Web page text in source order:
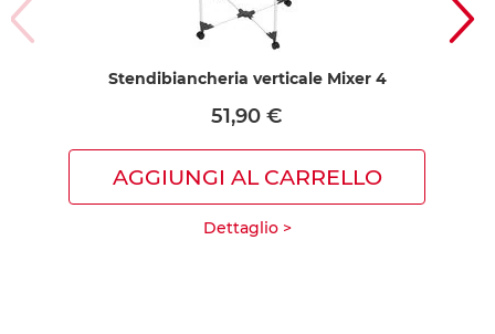
Stendibiancheria verticale Mixer 4
51,90 €
AGGIUNGI AL CARRELLO
Dettaglio >